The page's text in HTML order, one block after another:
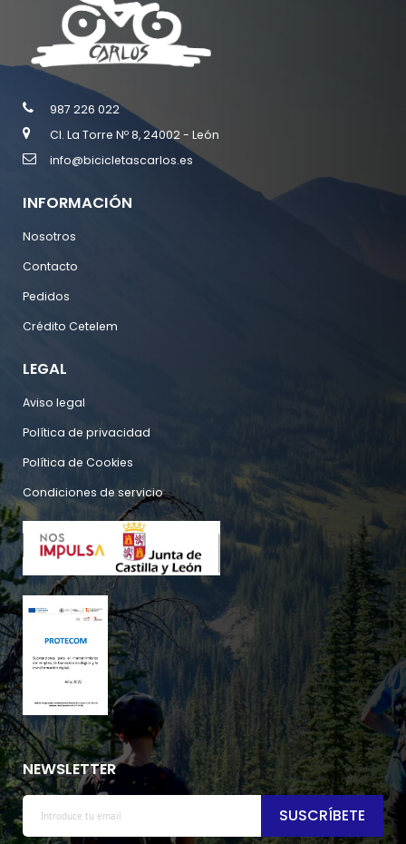
987 226 022
Cl. La Torre Nº 8, 24002 - León
info@bicicletascarlos.es
INFORMACIÓN
Nosotros
Contacto
Pedidos
Crédito Cetelem
LEGAL
Aviso legal
Política de privacidad
Política de Cookies
Condiciones de servicio
NEWSLETTER
SUSCRÍBETE